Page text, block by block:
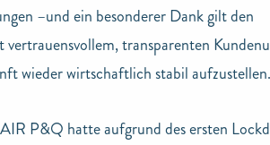
–und ein besonderer Dank gilt den
transparenten
wieder wirtschaftlich stabil
P&Q hatte aufgrund des ersten